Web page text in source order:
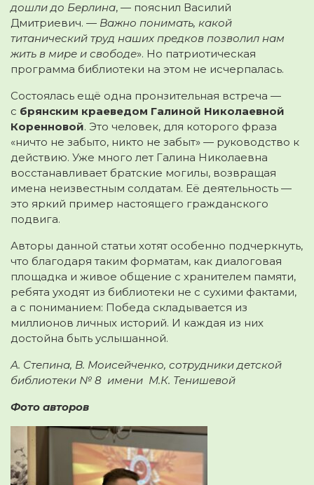
дошли до Берлина, — пояснил Василий
Дмитриевич. — Важно понимать, какой
титанический труд наших предков позволил нам
жить в мире и свободе». Но патриотическая
программа библиотеки на этом не исчерпалась.
Состоялась ещё одна пронзительная встреча —
с брянским краеведом Галиной Николаевной
Коренновой. Это человек, для которого фраза
«ничто не забыто, никто не забыт» — руководство к
действию. Уже много лет Галина Николаевна
восстанавливает братские могилы, возвращая
имена неизвестным солдатам. Её деятельность —
это яркий пример настоящего гражданского
подвига.
Авторы данной статьи хотят особенно подчеркнуть,
что благодаря таким форматам, как диалоговая
площадка и живое общение с хранителем памяти,
ребята уходят из библиотеки не с сухими фактами,
а с пониманием: Победа складывается из
миллионов личных историй. И каждая из них
достойна быть услышанной.
А. Степина, В. Моисейченко, сотрудники детской
библиотеки № 8 имени М.К. Тенишевой
Фото авторов